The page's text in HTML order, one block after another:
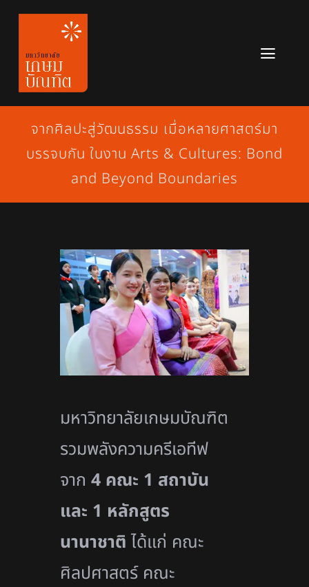
Skip
content
หลักสูตร
ข่าวสาร
เกี่ยวกับมหาวิทยาลัย
สมัครเรียน
จากศิลปะสู่วัฒนธรรม เมื่อหลายศาสตร์มา
บรรจบกัน ในงาน Arts & Cultures: Bond
and Beyond Boundaries
มหาวิทยาลัยเกษมบัณฑิต
รวมพลังความครีเอทีฟ
จาก4 คณะ 1 สถาบัน
และ 1 หลักสูตร
นานาชาติ ได้แก่ คณะ
ศิลปศาสตร์ คณะ